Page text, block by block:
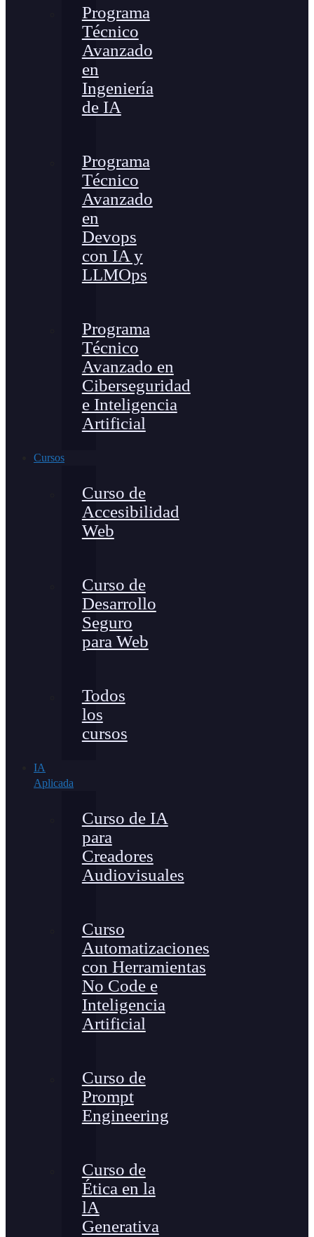
Programa
Técnico
Avanzado
en
Ingeniería
de IA
Programa
Técnico
Avanzado
en
Devops
con IA y
LLMOps
Programa
Técnico
Avanzado en
Ciberseguridad
e Inteligencia
Artificial
Cursos
Curso de
Accesibilidad
Web
Curso de
Desarrollo
Seguro
para Web
Todos
los
cursos
IA
Aplicada
Curso de IA
para
Creadores
Audiovisuales
Curso
Automatizaciones
con Herramientas
No Code e
Inteligencia
Artificial
Curso de
Prompt
Engineering
Curso de
Ética en la
lA
Generativa